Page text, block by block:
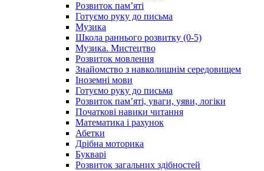
Розвиток пам’яті
Готуємо руку до письма
Музика
Школа раннього розвитку (0-5)
Музика. Мистецтво
Розвиток мовлення
Знайомство з навколишнім середовищем
Іноземні мови
Готуємо руку до письма
Розвиток пам’яті, уваги, уяви, логіки
Початкові навики читання
Математика і рахунок
Абетки
Дрібна моторика
Букварі
Розвиток загальних здібностей